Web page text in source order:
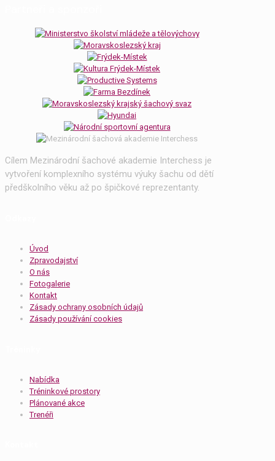
Cílem Mezinárodní šachové akademie Interchess je
vytvoření komplexního systému výuky šachu od dětí
předškolního věku až po špičkové reprezentanty.
Úvod
Zpravodajství
O nás
Fotogalerie
Kontakt
Zásady ochrany osobních údajů
Zásady používání cookies
Nabídka
Tréninkové prostory
Plánované akce
Trenéři